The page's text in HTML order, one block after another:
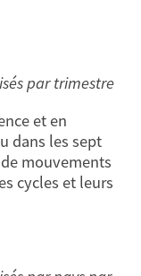
par trimestre
et en
dans les sept
mouvements
cycles et leurs